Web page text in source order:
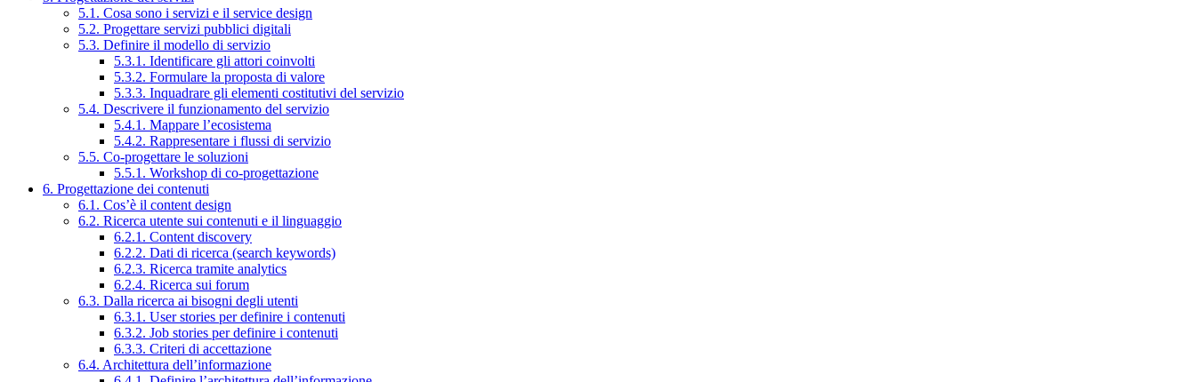
5.1. Cosa sono i servizi e il service design
5.2. Progettare servizi pubblici digitali
5.3. Definire il modello di servizio
5.3.1. Identificare gli attori coinvolti
5.3.2. Formulare la proposta di valore
5.3.3. Inquadrare gli elementi costitutivi del servizio
5.4. Descrivere il funzionamento del servizio
5.4.1. Mappare l’ecosistema
5.4.2. Rappresentare i flussi di servizio
5.5. Co-progettare le soluzioni
5.5.1. Workshop di co-progettazione
6. Progettazione dei contenuti
6.1. Cos’è il content design
6.2. Ricerca utente sui contenuti e il linguaggio
6.2.1. Content discovery
6.2.2. Dati di ricerca (search keywords)
6.2.3. Ricerca tramite analytics
6.2.4. Ricerca sui forum
6.3. Dalla ricerca ai bisogni degli utenti
6.3.1. User stories per definire i contenuti
6.3.2. Job stories per definire i contenuti
6.3.3. Criteri di accettazione
6.4. Architettura dell’informazione